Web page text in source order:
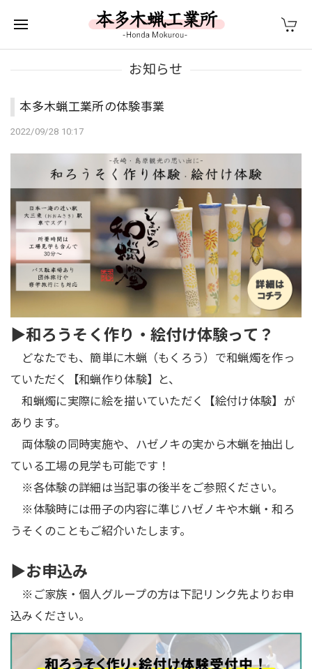
お知らせ
本多木蝋工業所の体験事業
2022/09/28 10:17
▶和ろうそく作り・絵付け体験って？
どなたでも、簡単に木蝋（もくろう）で和蝋燭を作っ
ていただく【和蝋作り体験】と、
和蝋燭に実際に絵を描いていただく【絵付け体験】が
あります。
両体験の同時実施や、ハゼノキの実から木蝋を抽出し
ている工場の見学も可能です！
※各体験の詳細は当記事の後半をご参照ください。
※体験時には冊子の内容に準じハゼノキや木蝋・和ろ
うそくのこともご紹介いたします。
▶お申込み
※ご家族・個人グループの方は下記リンク先よりお申
込みください。